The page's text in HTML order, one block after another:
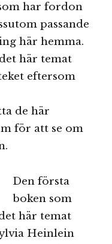
har fordon
passande
här hemma.
här temat
eftersom
de här
för att se om
Den första
boken som
här temat
Heinlein